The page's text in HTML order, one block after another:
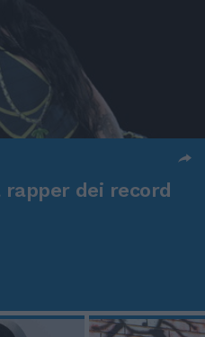
rapper dei record